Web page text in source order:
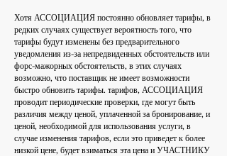
Хотя АССОЦИАЦИЯ постоянно обновляет тарифы, в
редких случаях существует вероятность того, что
тарифы будут изменены без предварительного
уведомления из-за непредвиденных обстоятельств или
форс-мажорных обстоятельств, в этих случаях
возможно, что поставщик не имеет возможности
быстро обновить тарифы. тарифов, АССОЦИАЦИЯ
проводит периодические проверки, где могут быть
различия между ценой, уплаченной за бронирование, и
ценой, необходимой для использования услуги, в
случае изменения тарифов, если это приведет к более
низкой цене, будет взиматься эта цена и УЧАСТНИКУ